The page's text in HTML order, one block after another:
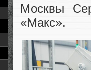
Москвы
«Макс».